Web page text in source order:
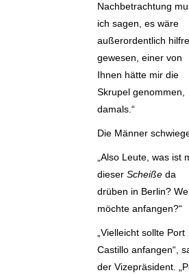
Nachbetrachtung
ich sagen, es wäre
außerordentlich
gewesen, einer von
Ihnen hätte mir die
Skrupel genommen,
damals.“
Die Männer
„Also Leute, was ist
dieserScheiße da
drüben in Berlin?
möchte anfangen?“
„Vielleicht sollte Port
Castillo anfangen“,
der Vizepräsident.